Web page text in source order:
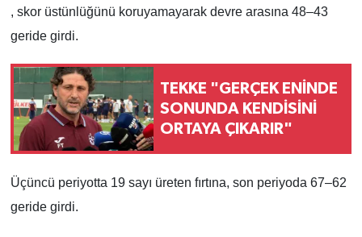
, skor üstünlüğünü koruyamayarak devre arasına 48–43
geride girdi.
TEKKE "GERÇEK ENİNDE
SONUNDA KENDİSİNİ
ORTAYA ÇIKARIR"
Üçüncü periyotta 19 sayı üreten fırtına, son periyoda 67–62
geride girdi.